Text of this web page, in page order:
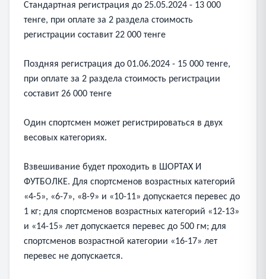
Стандартная регистрация до 25.05.2024 - 13 000
тенге, при оплате за 2 раздела стоимость
регистрации составит 22 000 тенге
Поздняя регистрация до 01.06.2024 - 15 000 тенге,
при оплате за 2 раздела стоимость регистрации
составит 26 000 тенге
Один спортсмен может регистрироваться в двух
весовых категориях.
Взвешивание будет проходить в ШОРТАХ И
ФУТБОЛКЕ. Для спортсменов возрастных категорий
«4-5», «6-7», «8-9» и «10-11» допускается перевес до
1 кг; для спортсменов возрастных категорий «12-13»
и «14-15» лет допускается перевес до 500 гм; для
спортсменов возрастной категории «16-17» лет
перевес не допускается.